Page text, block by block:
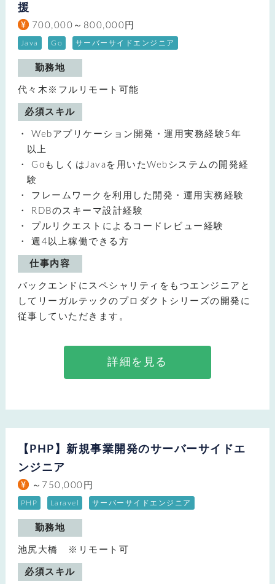
援
700,000～800,000円
Java Go サーバーサイドエンジニア
勤務地
代々木※フルリモート可能
必須スキル
Webアプリケーション開発・運用実務経験5年
以上
GoもしくはJavaを用いたWebシステムの開発経
験
フレームワークを利用した開発・運用実務経験
RDBのスキーマ設計経験
プルリクエストによるコードレビュー経験
週4以上稼働できる方
仕事内容
バックエンドにスペシャリティをもつエンジニアと
してリーガルテックのプロダクトシリーズの開発に
従事していただきます。
詳細を見る
【PHP】新規事業開発のサーバーサイドエ
ンジニア
～750,000円
PHP Laravel サーバーサイドエンジニア
勤務地
池尻大橋 ※リモート可
必須スキル